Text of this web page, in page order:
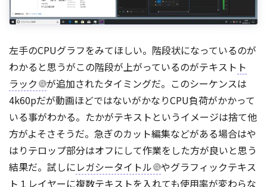
左手のCPUグラフをみてほしい。階段状になっているのが
わかると思うがこの階段が上がっているのがテキスト ト
ラック
が追加されたタイミングだ。このシーケンスは
4k60pだが動画ほどではないがかなりCPU負荷がかかって
いる事がわかる。たかがテキストというイメージは捨て他
方がよそさそうだ。急ぎのカット編集などがある場合はや
はりテロップ部分はオフにして作業をした方が良いと思う
結果だ。試しにレガシータイトル
やグラフィックテキス
ト１レイヤーに複数テキストを入れても使用率が変わらな